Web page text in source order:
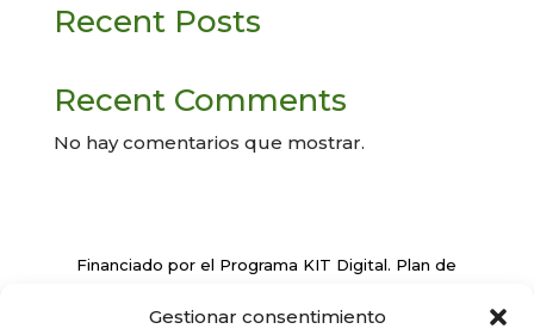
Gestionar consentimiento
Recent Posts
Recent Comments
No hay comentarios que mostrar.
Financiado por el Programa KIT Digital. Plan de
España ‘Next Generation EU’